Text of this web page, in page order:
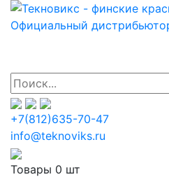
+7(812)635-70-47
info@teknoviks.ru
Товары 0 шт